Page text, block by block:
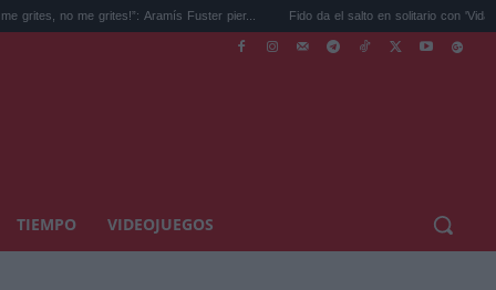
Aramís Fuster pier... Fido da el salto en solitario con 'Vida nocturna' ...
TIEMPO VIDEOJUEGOS